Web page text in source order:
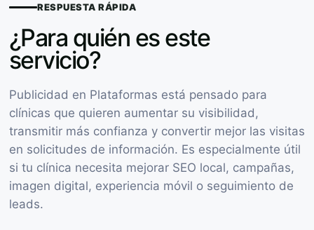
RESPUESTA RÁPIDA
¿Para quién es este
servicio?
Publicidad en Plataformas está pensado para
clínicas que quieren aumentar su visibilidad,
transmitir más confianza y convertir mejor las visitas
en solicitudes de información. Es especialmente útil
si tu clínica necesita mejorar SEO local, campañas,
imagen digital, experiencia móvil o seguimiento de
leads.